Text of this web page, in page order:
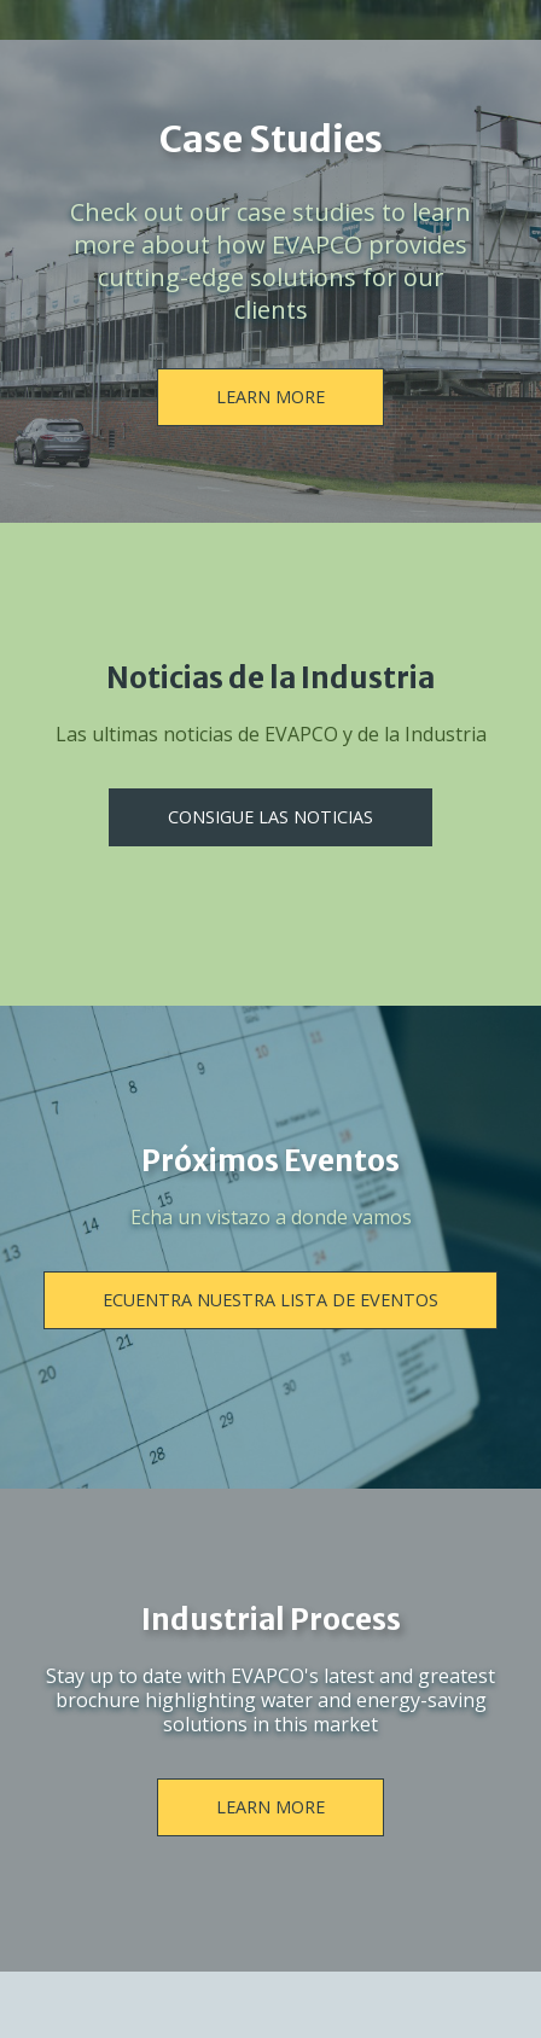
Case Studies
Check out our case studies to learn
more about how EVAPCO provides
cutting-edge solutions for our
clients
LEARN MORE
Noticias de la Industria
Las ultimas noticias de EVAPCO y de la Industria
CONSIGUE LAS NOTICIAS
Próximos Eventos
Echa un vistazo a donde vamos
ECUENTRA NUESTRA LISTA DE EVENTOS
Industrial Process
Stay up to date with EVAPCO's latest and greatest
brochure highlighting water and energy-saving
solutions in this market
LEARN MORE